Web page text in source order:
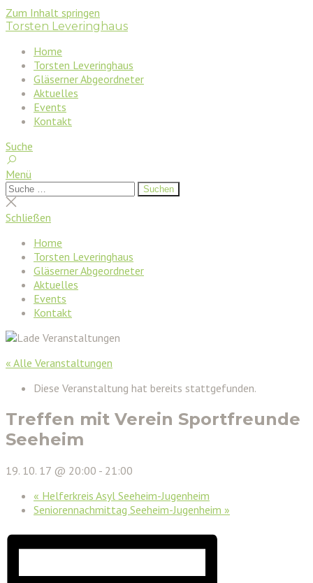
Zum Inhalt springen
Torsten Leveringhaus
Home
Torsten Leveringhaus
Gläserner Abgeordneter
Aktuelles
Events
Kontakt
Suche
Menü
Suchen
nach:
Suchen
Suche
schließen
Schließen
Home
Torsten Leveringhaus
Gläserner Abgeordneter
Aktuelles
Events
Kontakt
« Alle Veranstaltungen
Diese Veranstaltung hat bereits stattgefunden.
Treffen mit Verein Sportfreunde
Seeheim
19. 10. 17 @ 20:00 - 21:00
« Helferkreis Asyl Seeheim-Jugenheim
Seniorennachmittag Seeheim-Jugenheim »